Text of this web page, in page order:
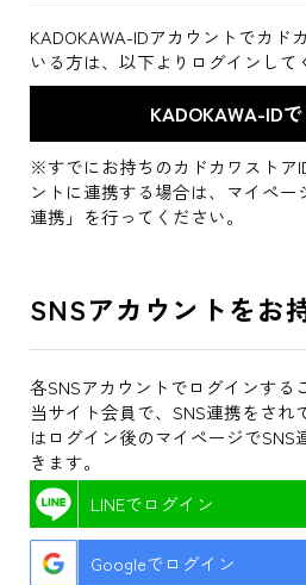
KADOKAWA-IDアカウントでカド
いる方は、以下よりログインして
※すでにお持ちのカドカワストア
ントに連携する場合は、マイペー
連携」を行ってください。
SNSアカウントをお
各SNSアカウントでログインする
当サイト会員で、SNS連携をされ
はログイン後のマイページでSNS
きます。
LINEでログイン
Googleでログイン